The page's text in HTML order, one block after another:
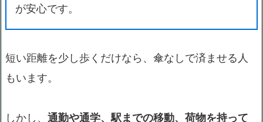
が安心です。
短い距離を少し歩くだけなら、傘なしで済ませる人
もいます。
しかし、 通勤や通学、駅までの移動、荷物を持って